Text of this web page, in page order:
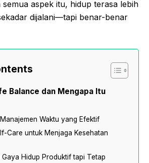
semua aspek itu, hidup terasa lebih
dijalani—tapi benar-benar
Balance dan Mengapa Itu
Waktu yang Efektif
Care untuk Menjaga Kesehatan
Gaya Hidup Produktif tapi Tetap